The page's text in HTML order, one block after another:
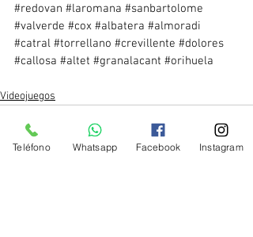
#redovan #laromana #sanbartolome
#valverde #cox #albatera #almoradi
#catral #torrellano #crevillente #dolores
#callosa #altet #granalacant #orihuela
Videojuegos
Teléfono Whatsapp Facebook Instagram